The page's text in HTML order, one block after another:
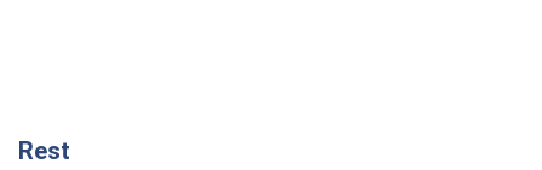
Rest